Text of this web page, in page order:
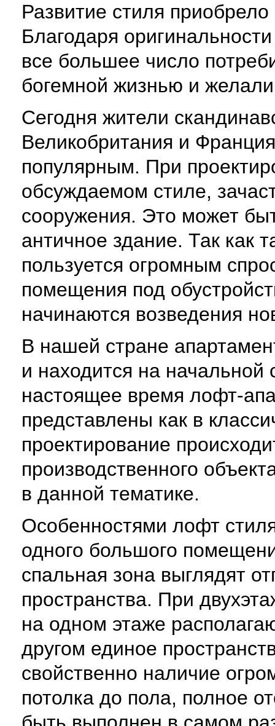
Развитие стиля
Благодаря
все большее число
богемной жизнью и
Сегодня жители
Великобритания и
популярным. При
обсуждаемом стиле,
сооружения. Это может
античное здание. Так как
пользуется огромным
помещения под
начинаются возведения
В нашей стране
и находится на
настоящее время лофт-
представлены как в
проектирование
производственного
в данной тематике.
Особенностями лофт
одного большого
спальная зона выглядят
пространства. При
на одном этаже
другом единое
свойственно наличие
потолка до пола, полное